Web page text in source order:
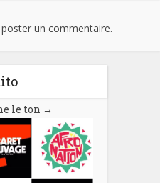
un commentaire.
le ton →